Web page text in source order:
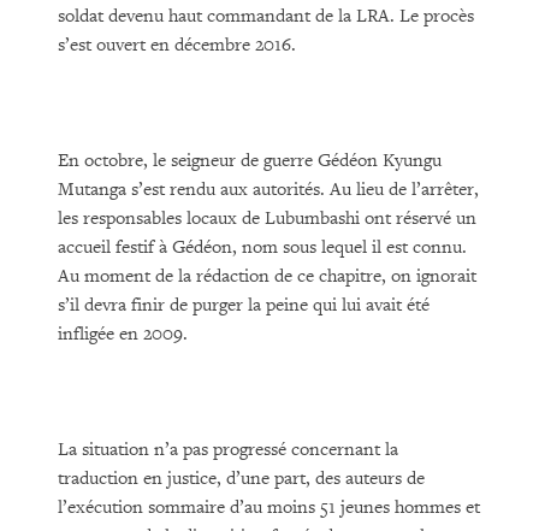
soldat devenu haut commandant de la LRA. Le procès
s’est ouvert en décembre 2016.
En octobre, le seigneur de guerre Gédéon Kyungu
Mutanga s’est rendu aux autorités. Au lieu de l’arrêter,
les responsables locaux de Lubumbashi ont réservé un
accueil festif à Gédéon, nom sous lequel il est connu.
Au moment de la rédaction de ce chapitre, on ignorait
s’il devra finir de purger la peine qui lui avait été
infligée en 2009.
La situation n’a pas progressé concernant la
traduction en justice, d’une part, des auteurs de
l’exécution sommaire d’au moins 51 jeunes hommes et